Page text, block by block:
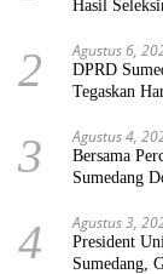
Hasil
2 Agustus 6,
DPRD
Tegaskan
3 Agustus 4,
Bersama
Sumedang
4 Agustus 3,
President
Sumedang,